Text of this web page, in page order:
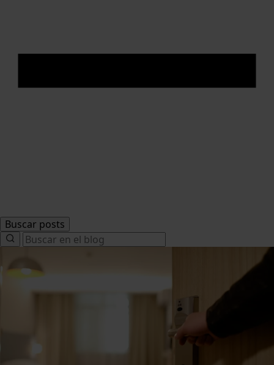
Buscar posts
Search
for: